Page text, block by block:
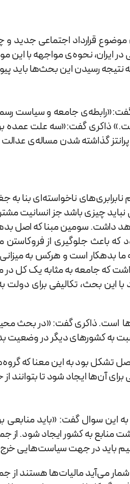
قرارداد اجتماعی جدید و
ایران، نحوه‌ی مواجهه با
به نتیجه رسیدن این بحث‌ها
گفت:«رابطه‌ی جامعه و سیاست
ذاکری گفت:«سه علت عمده
گذاشته شدن مساله‌ی
ناخواسته‌ای بنا به
نباید چیزی باشد جز انسانیت
داشت. سومین مبنا که
جلوگیری از فروکاستن
بدهکار است و هرکس به
که جامعه به مثابه یک کل در
این بحث، تکالیفی برای
است. ذاکری گفت: «در بحث
کشورهای دیگر در وضعیت
تشکل بود به این معنا که
آن‌ها ایجاد شود تا
این سوال گفت: «باید
منابع به کشور ایجاد شود.
باید در جهت